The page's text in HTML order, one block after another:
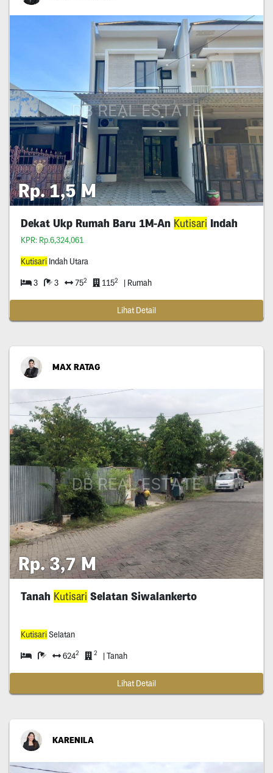
Rp. 1,5 M
Dekat Ukp Rumah Baru 1M-An Kutisari Indah
KPR: Rp.6,324,061
KutisariIndah Utara
3 3 752 1152 | Rumah
Lihat Detail
MAX RATAG
Rp. 3,7 M
Tanah Kutisari Selatan Siwalankerto
KutisariSelatan
6242 2 | Tanah
Lihat Detail
KARENILA